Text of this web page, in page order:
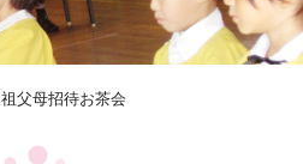
祖父母招待お茶会